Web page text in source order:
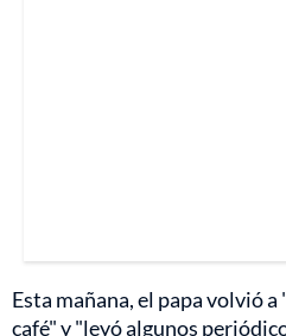
Esta mañana, el papa volvió
café" y "leyó algunos